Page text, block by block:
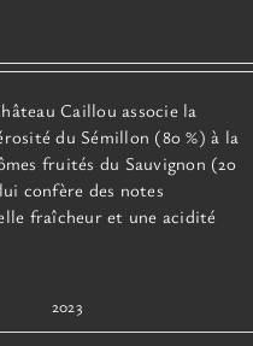
Caillou associe la
du Sémillon (80 %) à la
fruités du Sauvignon (20
confère des notes
fraîcheur et une acidité
2023